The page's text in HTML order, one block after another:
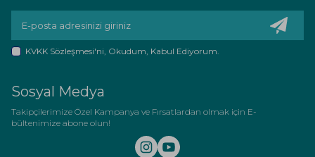
KVKK Sözleşmesi'ni, Okudum, Kabul Ediyorum.
Sosyal Medya
Takipçilerimize Özel Kampanya ve Fırsatlardan olmak için E-
bültenimize abone olun!